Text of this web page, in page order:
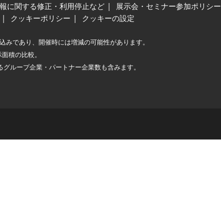
に関する修正・利用停止など 展示会・セミナー参加ポリシー
クッキーポリシー クッキーの設定
であり、開催時には増減の可能性があります。
積の比較。
ループ企業・パートナー企業数も含みます。